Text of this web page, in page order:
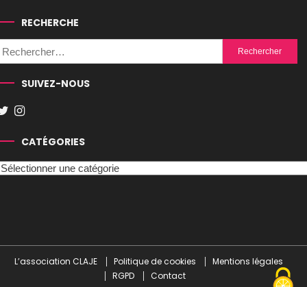
RECHERCHE
Rechercher :
SUIVEZ-NOUS
CATÉGORIES
L’association CLAJE Politique de cookies
Mentions légales
RGPD
Contact